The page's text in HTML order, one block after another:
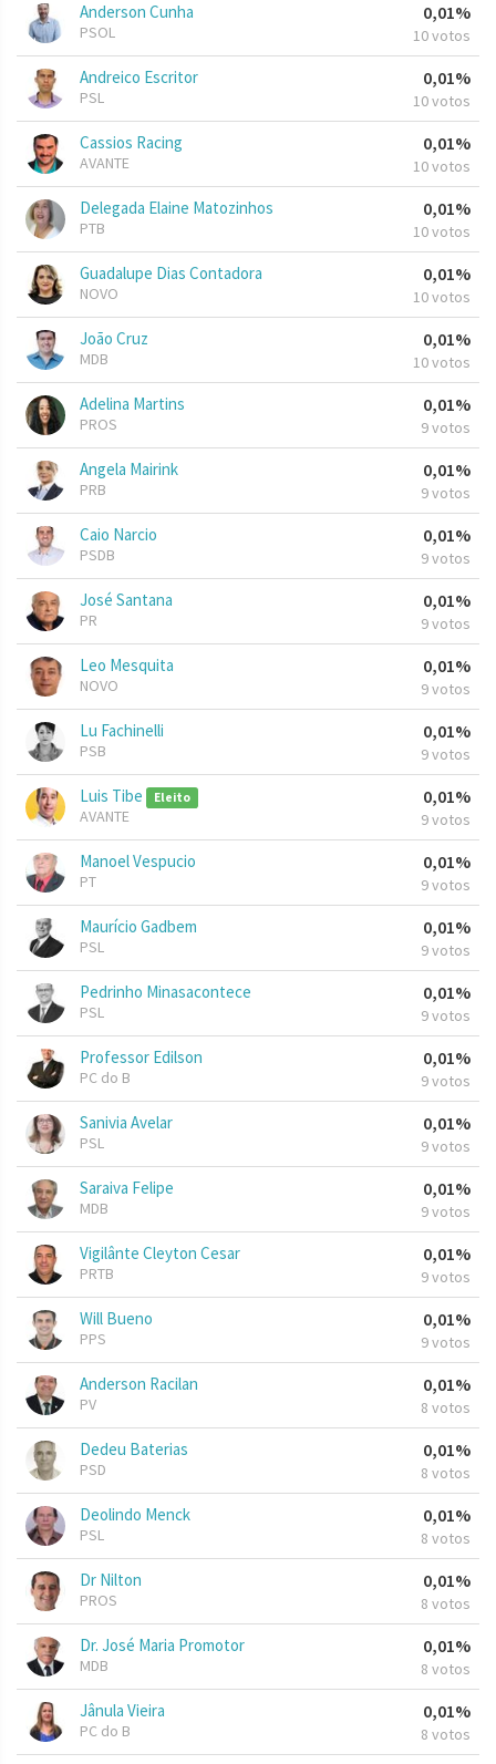
Anderson Cunha
PSOL
0,01%
10 votos
Andreico Escritor
PSL
0,01%
10 votos
Cassios Racing
AVANTE
0,01%
10 votos
Delegada Elaine Matozinhos
PTB
0,01%
10 votos
Guadalupe Dias Contadora
NOVO
0,01%
10 votos
João Cruz
MDB
0,01%
10 votos
Adelina Martins
PROS
0,01%
9 votos
Angela Mairink
PRB
0,01%
9 votos
Caio Narcio
PSDB
0,01%
9 votos
José Santana
PR
0,01%
9 votos
Leo Mesquita
NOVO
0,01%
9 votos
Lu Fachinelli
PSB
0,01%
9 votos
Luis Tibe Eleito
AVANTE
0,01%
9 votos
Manoel Vespucio
PT
0,01%
9 votos
Maurício Gadbem
PSL
0,01%
9 votos
Pedrinho Minasacontece
PSL
0,01%
9 votos
Professor Edilson
PC do B
0,01%
9 votos
Sanivia Avelar
PSL
0,01%
9 votos
Saraiva Felipe
MDB
0,01%
9 votos
Vigilânte Cleyton Cesar
PRTB
0,01%
9 votos
Will Bueno
PPS
0,01%
9 votos
Anderson Racilan
PV
0,01%
8 votos
Dedeu Baterias
PSD
0,01%
8 votos
Deolindo Menck
PSL
0,01%
8 votos
Dr Nilton
PROS
0,01%
8 votos
Dr. José Maria Promotor
MDB
0,01%
8 votos
Jânula Vieira
PC do B
0,01%
8 votos